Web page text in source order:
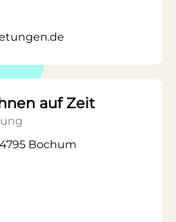
auf Zeit
Bochum